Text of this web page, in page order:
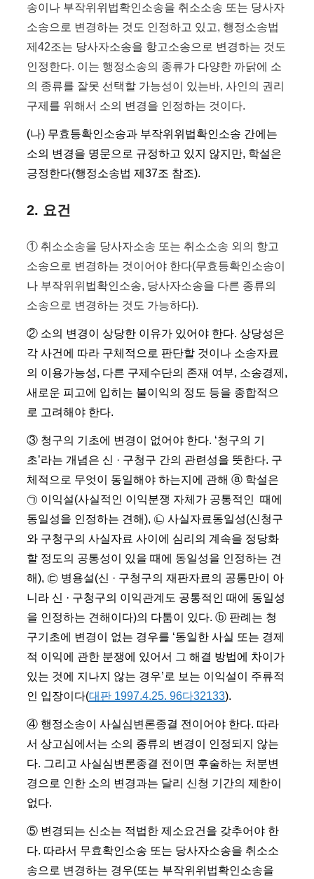
송이나 부작위위법확인소송을 취소소송 또는 당사자
소송으로 변경하는 것도 인정하고 있고, 행정소송법
제42조는 당사자소송을 항고소송으로 변경하는 것도
인정한다. 이는 행정소송의 종류가 다양한 까닭에 소
의 종류를 잘못 선택할 가능성이 있는바, 사인의 권리
구제를 위해서 소의 변경을 인정하는 것이다.
(나) 무효등확인소송과 부작위위법확인소송 간에는
소의 변경을 명문으로 규정하고 있지 않지만, 학설은
긍정한다(행정소송법 제37조 참조).
2. 요건
① 취소소송을 당사자소송 또는 취소소송 외의 항고
소송으로 변경하는 것이어야 한다(무효등확인소송이
나 부작위위법확인소송, 당사자소송을 다른 종류의
소송으로 변경하는 것도 가능하다).
② 소의 변경이 상당한 이유가 있어야 한다. 상당성은
각 사건에 따라 구체적으로 판단할 것이나 소송자료
의 이용가능성, 다른 구제수단의 존재 여부, 소송경제,
새로운 피고에 입히는 불이익의 정도 등을 종합적으
로 고려해야 한다.
③ 청구의 기초에 변경이 없어야 한다. ‘청구의 기
초’라는 개념은 신 · 구청구 간의 관련성을 뜻한다. 구
체적으로 무엇이 동일해야 하는지에 관해 ⓐ 학설은
㉠ 이익설(사실적인 이익분쟁 자체가 공통적인 때에
동일성을 인정하는 견해), ㉡ 사실자료동일성(신청구
와 구청구의 사실자료 사이에 심리의 계속을 정당화
할 정도의 공통성이 있을 때에 동일성을 인정하는 견
해), ㉢ 병용설(신 · 구청구의 재판자료의 공통만이 아
니라 신 · 구청구의 이익관계도 공통적인 때에 동일성
을 인정하는 견해이다)의 다툼이 있다. ⓑ 판례는 청
구기초에 변경이 없는 경우를 ‘동일한 사실 또는 경제
적 이익에 관한 분쟁에 있어서 그 해결 방법에 차이가
있는 것에 지나지 않는 경우’로 보는 이익설이 주류적
인 입장이다(대판 1997.4.25. 96다32133).
④ 행정소송이 사실심변론종결 전이어야 한다. 따라
서 상고심에서는 소의 종류의 변경이 인정되지 않는
다. 그리고 사실심변론종결 전이면 후술하는 처분변
경으로 인한 소의 변경과는 달리 신청 기간의 제한이
없다.
⑤ 변경되는 신소는 적법한 제소요건을 갖추어야 한
다. 따라서 무효확인소송 또는 당사자소송을 취소소
송으로 변경하는 경우(또는 부작위위법확인소송을